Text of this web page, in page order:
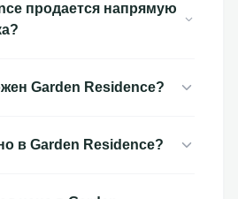
продается напрямую
Garden Residence?
в Garden Residence?